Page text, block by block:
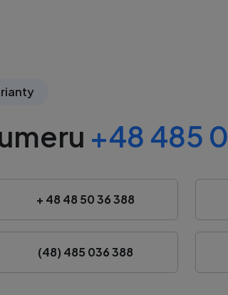
+48 485
+ 48 48 50 36 388
(48) 485 036 388